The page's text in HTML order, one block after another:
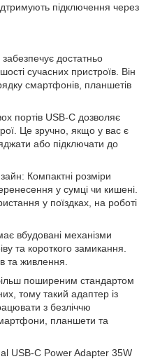
підключення через
достатньо
сучасних пристроїв. Він
смартфонів, планшетів
портів USB-C дозволяє
Це зручно, якщо у вас є
або підключати до
Компактні розміри
у сумці чи кишені.
у поїздках, на роботі
вбудовані механізми
та короткого замикання.
та живлення.
поширеним стандартом
тому такий адаптер із
з безліччю
планшети та
USB-C Power Adapter 35W